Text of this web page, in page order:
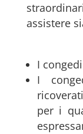
assistere
I
I
per i